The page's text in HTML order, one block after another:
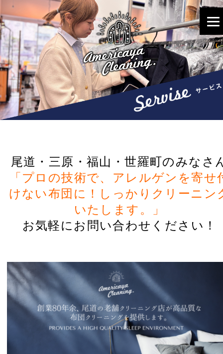
尾道・三原・福山・世羅町のみなさ
「プロの技術で、アレルゲンを寄せ
けない布団に！しっかりクリーニン
いたします。」
お気軽にお問い合わせください！